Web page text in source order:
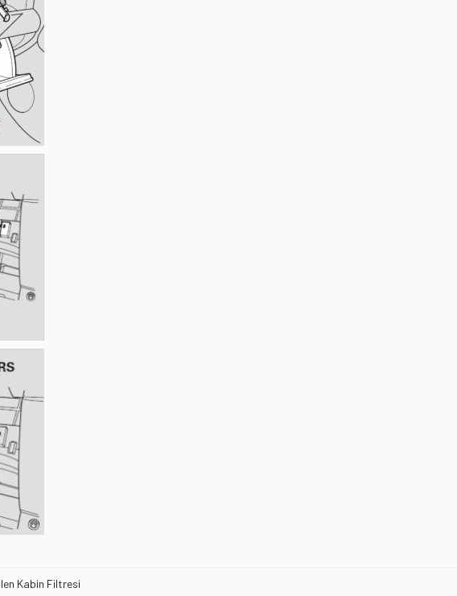
Kabin Filtresi